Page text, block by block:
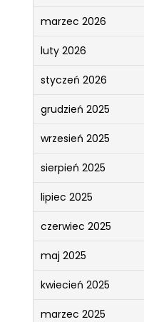
marzec 2026
luty 2026
styczeń 2026
grudzień 2025
wrzesień 2025
sierpień 2025
lipiec 2025
czerwiec 2025
maj 2025
kwiecień 2025
marzec 2025